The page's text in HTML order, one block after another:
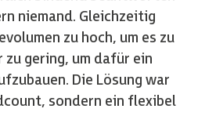
niemand. Gleichzeitig
zu hoch, um es zu
gering, um dafür ein
Die Lösung war
sondern ein flexibel